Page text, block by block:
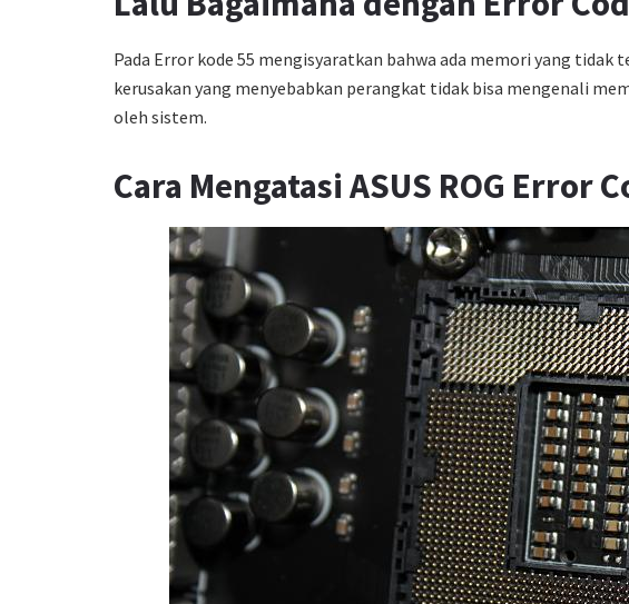
Pada Error kode 55 mengisyaratkan bahwa ada memori yang tidak
kerusakan yang menyebabkan perangkat tidak bisa mengenali
oleh sistem.
Cara Mengatasi ASUS ROG Error